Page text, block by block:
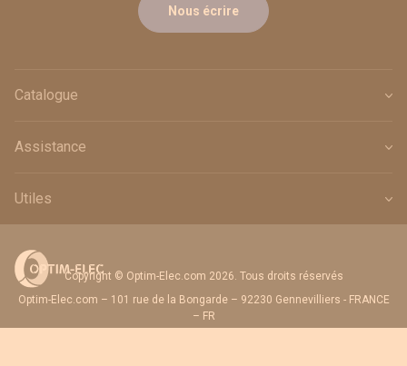
Nous écrire
Catalogue
Assistance
Utiles
Copyright © Optim-Elec.com 2026. Tous droits réservés
Optim-Elec.com – 101 rue de la Bongarde – 92230 Gennevilliers - FRANCE
– FR